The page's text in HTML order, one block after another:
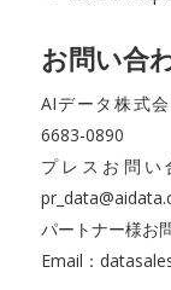
お問い合
AIデータ株式
6683-0890
プレスお問
パートナー様お
Email：